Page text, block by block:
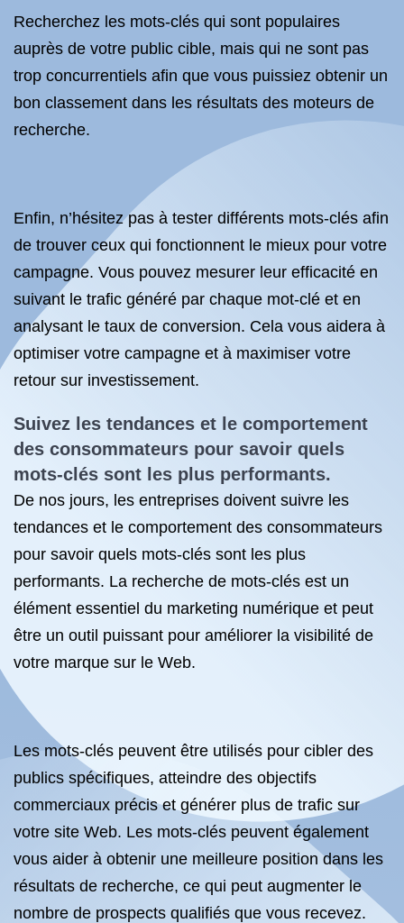
Recherchez les mots-clés qui sont populaires
auprès de votre public cible, mais qui ne sont pas
trop concurrentiels afin que vous puissiez obtenir un
bon classement dans les résultats des moteurs de
recherche.
Enfin, n’hésitez pas à tester différents mots-clés afin
de trouver ceux qui fonctionnent le mieux pour votre
campagne. Vous pouvez mesurer leur efficacité en
suivant le trafic généré par chaque mot-clé et en
analysant le taux de conversion. Cela vous aidera à
optimiser votre campagne et à maximiser votre
retour sur investissement.
Suivez les tendances et le comportement
des consommateurs pour savoir quels
mots-clés sont les plus performants.
De nos jours, les entreprises doivent suivre les
tendances et le comportement des consommateurs
pour savoir quels mots-clés sont les plus
performants. La recherche de mots-clés est un
élément essentiel du marketing numérique et peut
être un outil puissant pour améliorer la visibilité de
votre marque sur le Web.
Les mots-clés peuvent être utilisés pour cibler des
publics spécifiques, atteindre des objectifs
commerciaux précis et générer plus de trafic sur
votre site Web. Les mots-clés peuvent également
vous aider à obtenir une meilleure position dans les
résultats de recherche, ce qui peut augmenter le
nombre de prospects qualifiés que vous recevez.